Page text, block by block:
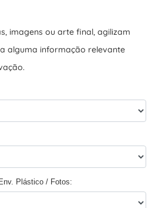
imagens ou arte final, agilizam
alguma informação relevante
Plástico / Fotos: